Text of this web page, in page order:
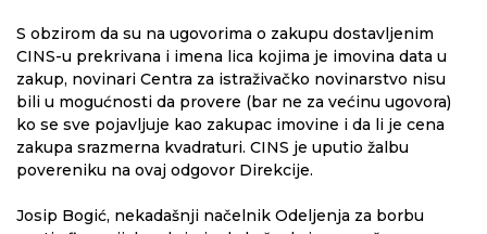
S obzirom da su na ugovorima o zakupu dostavljenim
CINS-u prekrivana i imena lica kojima je imovina data u
zakup, novinari Centra za istraživačko novinarstvo nisu
bili u mogućnosti da provere (bar ne za većinu ugovora)
ko se sve pojavljuje kao zakupac imovine i da li je cena
zakupa srazmerna kvadraturi. CINS je uputio žalbu
povereniku na ovaj odgovor Direkcije.
Josip Bogić, nekadašnji načelnik Odeljenja za borbu